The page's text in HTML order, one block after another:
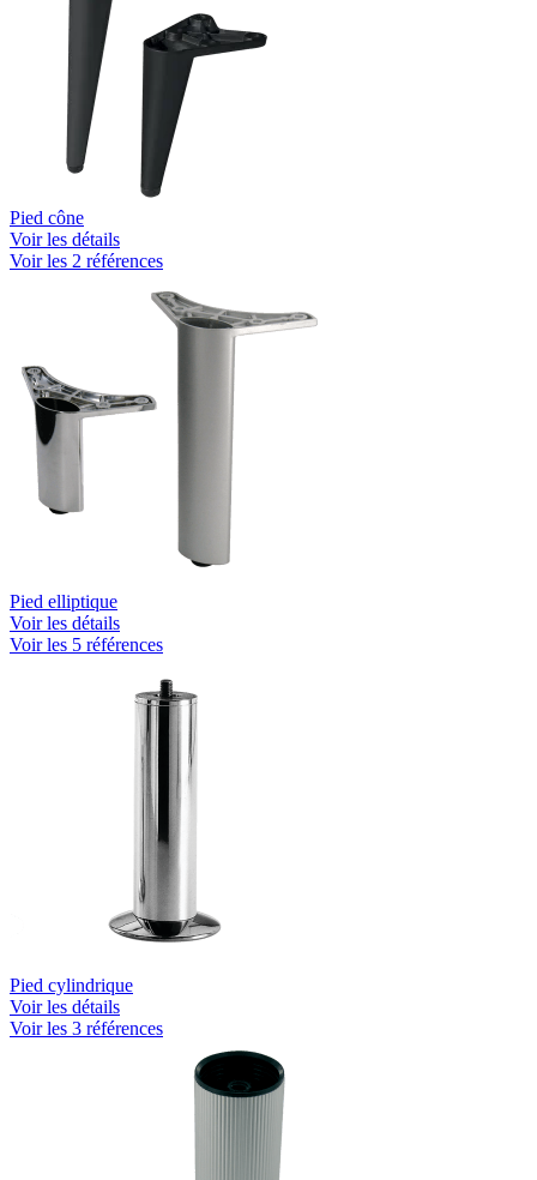
Pied cône
Voir les détails
Voir les 2 références
Pied elliptique
Voir les détails
Voir les 5 références
Pied cylindrique
Voir les détails
Voir les 3 références